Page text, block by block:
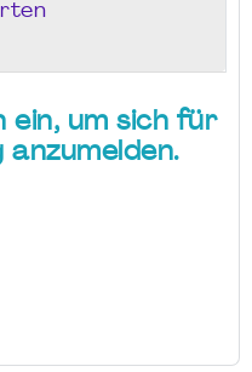
ein, um sich für